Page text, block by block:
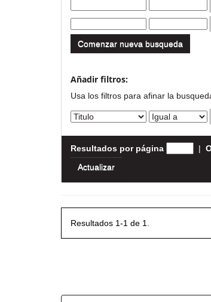
Comenzar nueva busqueda
Añadir filtros:
Usa los filtros para afinar la
Resultados por página |
Resultados 1-1 de 1.